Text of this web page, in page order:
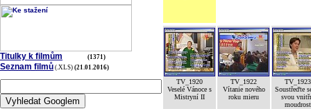
Titulky k filmům (1371)
Seznam filmů (.XLS) (21.01.2016)
TV_1920
Veselé Vánoce s
Mistryní II
TV_1922
Vítanie nového
roku mieru
TV_1923
Soustřeďte
svou
moudrost